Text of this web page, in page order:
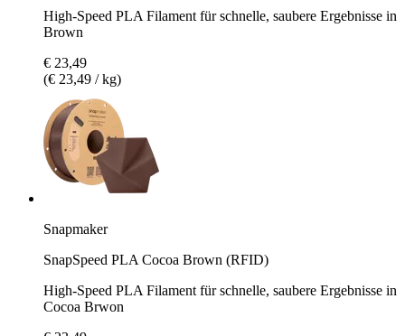
High-Speed PLA Filament für schnelle, saubere Ergebnisse in
Brown
€ 23,49
(€ 23,49 / kg)
Snapmaker
SnapSpeed PLA Cocoa Brown (RFID)
High-Speed PLA Filament für schnelle, saubere Ergebnisse in
Cocoa Brwon